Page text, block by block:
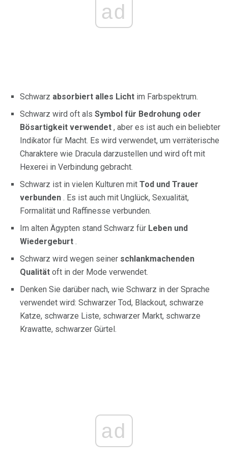
ad
Schwarz absorbiert alles Licht im Farbspektrum.
Schwarz wird oft als Symbol für Bedrohung oder
Bösartigkeit verwendet , aber es ist auch ein beliebter
Indikator für Macht. Es wird verwendet, um verräterische
Charaktere wie Dracula darzustellen und wird oft mit
Hexerei in Verbindung gebracht.
Schwarz ist in vielen Kulturen mit Tod und Trauer
verbunden . Es ist auch mit Unglück, Sexualität,
Formalität und Raffinesse verbunden.
Im alten Ägypten stand Schwarz für Leben und
Wiedergeburt .
Schwarz wird wegen seiner schlankmachenden
Qualität oft in der Mode verwendet.
Denken Sie darüber nach, wie Schwarz in der Sprache
verwendet wird: Schwarzer Tod, Blackout, schwarze
Katze, schwarze Liste, schwarzer Markt, schwarze
Krawatte, schwarzer Gürtel.
ad